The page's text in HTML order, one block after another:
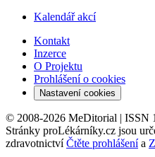
Kalendář akcí
Kontakt
Inzerce
O Projektu
Prohlášení o cookies
Nastavení cookies
© 2008-2026 MeDitorial | ISSN
Stránky proLékárníky.cz jsou
zdravotnictvíČtěte prohlášenía